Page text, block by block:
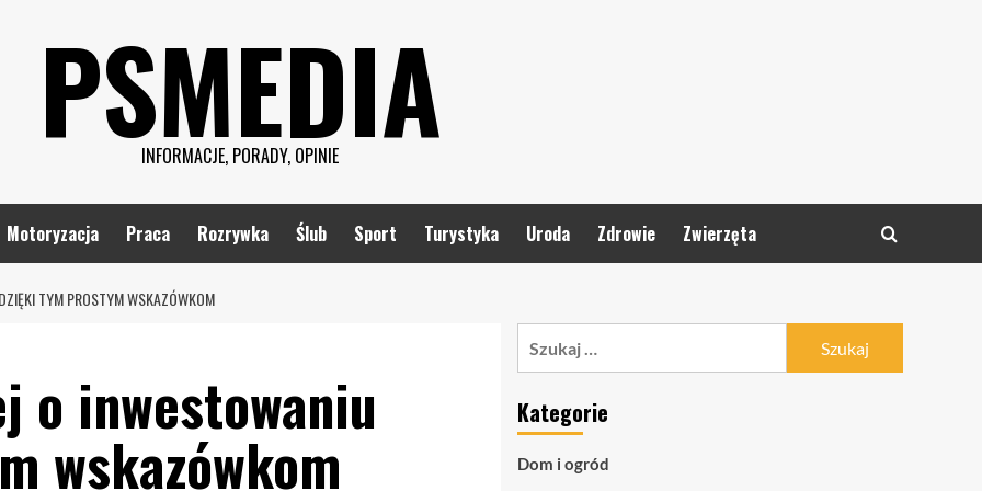
PSMEDIA
INFORMACJE, PORADY, OPINIE
Motoryzacja Praca Rozrywka Ślub Sport Turystyka Uroda Zdrowie Zwierzęta
TYM PROSTYM WSKAZÓWKOM
o inwestowaniu
wskazówkom
Kategorie
Dom i ogród